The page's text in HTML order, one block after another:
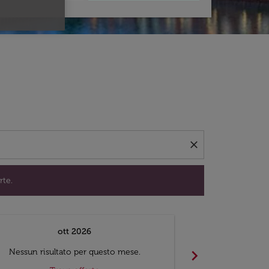
close
trovare offerte.
ott 2026
Nessun risultato per questo mese.
chevron_right